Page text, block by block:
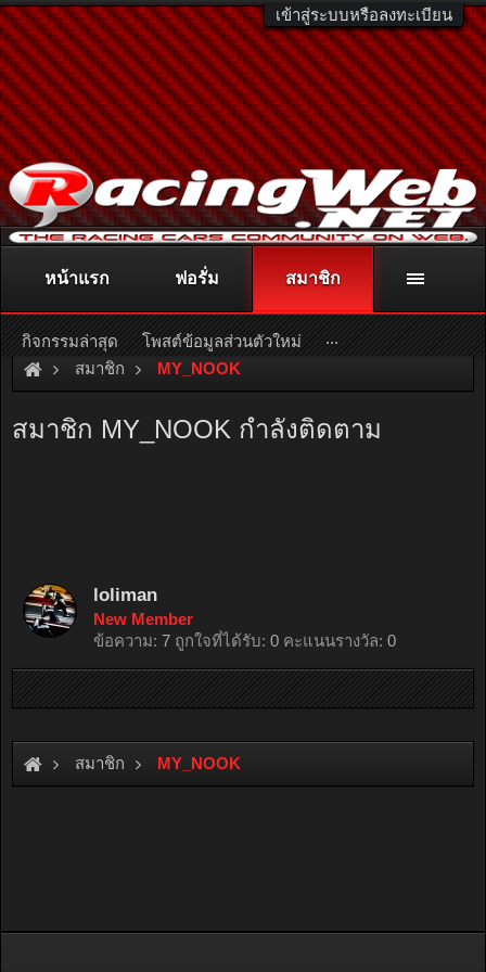
เข้าสู่ระบบหรือลงทะเบียน
ติดต่อลงโฆษณา racingweb@gmail.comหรือโทร. 081-811-1138
หรืออ่านรายละเอียดเพิ่มเติม คลิกที่นี่
สมาชิก MY_NOOK
สมาชิก MY_NOOK กำลังติดตาม
loliman
New Member
ข้อความ: 7 ถูกใจที่ได้รับ: 0 คะแนนรางวัล: 0
สมาชิก MY_NOOK
หน้าแรก ฟอรั่ม สมาชิก
กิจกรรมล่าสุด โพสต์ข้อมูลส่วนตัวใหม่ ...